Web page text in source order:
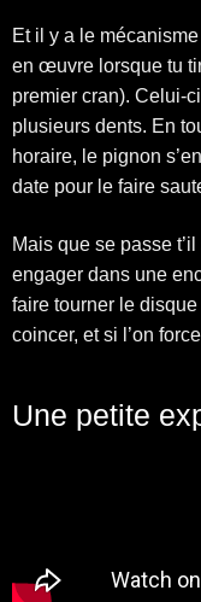
Et il y a le
en œuvre lorsque tu
premier cran). Celui-
plusieurs dents. En
horaire, le pignon
date pour le faire
Mais que se passe
engager dans une
faire tourner le
coincer, et si l’on
Une petite